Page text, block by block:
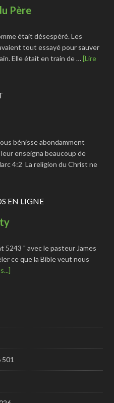
Père
était désespéré. Les
tout essayé pour sauver
Elle était en train de …[Lire
bénisse abondamment
enseigna beaucoup de
4:2 La religion du Christ ne
EN LIGNE
5243 " avec le pasteur James
ce que la Bible veut nous
501